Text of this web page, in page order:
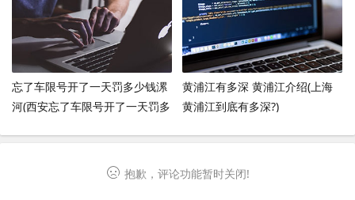
忘了车限号开了一天罚多少钱漯
河(西安忘了车限号开了一天罚多
黄浦江有多深 黄浦江介绍(上海
黄浦江到底有多深?)
抱歉，评论功能暂时关闭!